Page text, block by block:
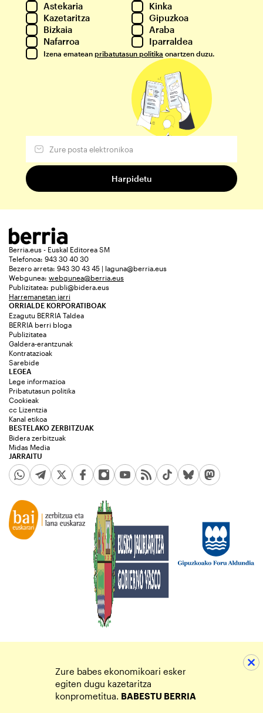
Astekaria
Kinka
Kazetaritza
Gipuzkoa
Bizkaia
Araba
Nafarroa
Iparraldea
Izena ematean pribatutasun politika onartzen duzu.
Berria.eus - Euskal Editorea SM
Telefonoa: 943 30 40 30
Bezero arreta: 943 30 43 45 | laguna@berria.eus
Webgunea: webgunea@berria.eus
Publizitatea: publi@bidera.eus
Harremanetan jarri
ORRIALDE KORPORATIBOAK
Ezagutu BERRIA Taldea
BERRIA berri bloga
Publizitatea
Galdera-erantzunak
Kontratazioak
Sarebide
JARRAITU
LEGEA
Lege informazioa
Pribatutasun politika
Cookieak
cc Lizentzia
Kanal etikoa
BESTELAKO ZERBITZUAK
Bidera zerbitzuak
Midas Media
Zure babes ekonomikoari esker
egiten dugu kazetaritza
konprometitua. BABESTU BERRIA